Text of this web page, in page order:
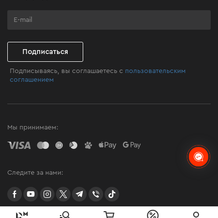
Клуб мастерства
Подписаться
Подписываясь, вы соглашаетесь с пользовательским
соглашением
Мы принимаем:
Следите за нами:
facebookyoutubeinstagramtwittertelegram
Viber TikTok